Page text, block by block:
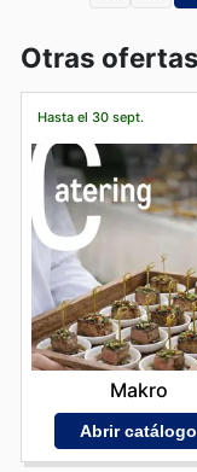
Otras
Hasta el 30 sept.
Makro
Abrir catálogo